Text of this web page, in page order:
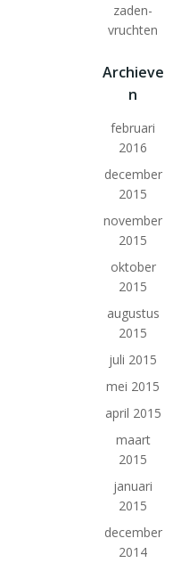
zaden-
vruchten
Archieve
n
februari
2016
december
2015
november
2015
oktober
2015
augustus
2015
juli 2015
mei 2015
april 2015
maart
2015
januari
2015
december
2014